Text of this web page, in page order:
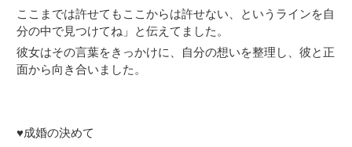
ここまでは許せてもここからは許せない、というラインを自
分の中で見つけてね」と伝えてました。
彼女はその言葉をきっかけに、自分の想いを整理し、彼と正
面から向き合いました。
♥️成婚の決めて